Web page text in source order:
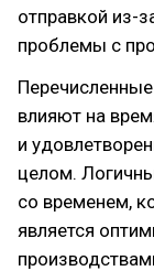
отправкой из-
проблемы с
влияют на
и
целом.
со временем,
является